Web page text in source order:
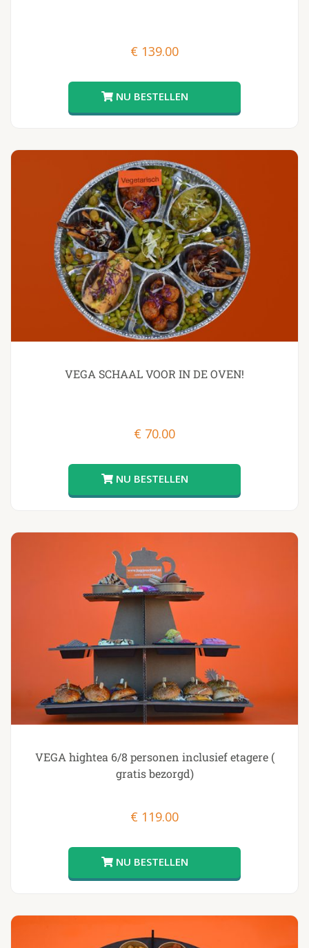
€ 139.00
VEGA SCHAAL VOOR IN DE OVEN!
€ 70.00
VEGA hightea 6/8 personen inclusief etagere (
gratis bezorgd)
€ 119.00